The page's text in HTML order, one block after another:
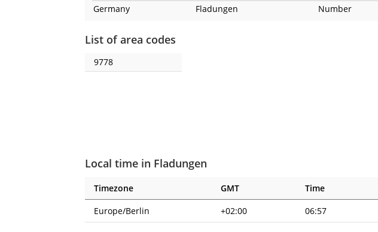
Germany Fladungen Number
List of area codes
9778
Local time in Fladungen
Timezone GMT
Time
Europe/Berlin
+02:00 06:57